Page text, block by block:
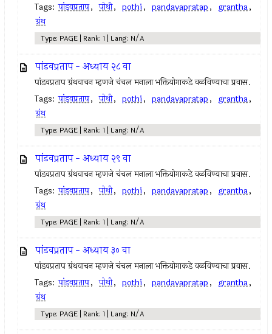
Tags: पांडवप्रताप, पोथी, pothi, pandavapratap, grantha,
ग्रंथ
Type: PAGE | Rank: 1 | Lang: N/A
पांडवप्रताप - अध्याय २८ वा
पांडवप्रताप ग्रंथवाचन म्हणजे चंचल मनाला भक्तियोगाकडे वळविण्याचा प्रवास.
Tags: पांडवप्रताप, पोथी, pothi, pandavapratap, grantha,
ग्रंथ
Type: PAGE | Rank: 1 | Lang: N/A
पांडवप्रताप - अध्याय २९ वा
पांडवप्रताप ग्रंथवाचन म्हणजे चंचल मनाला भक्तियोगाकडे वळविण्याचा प्रवास.
Tags: पांडवप्रताप, पोथी, pothi, pandavapratap, grantha,
ग्रंथ
Type: PAGE | Rank: 1 | Lang: N/A
पांडवप्रताप - अध्याय ३० वा
पांडवप्रताप ग्रंथवाचन म्हणजे चंचल मनाला भक्तियोगाकडे वळविण्याचा प्रवास.
Tags: पांडवप्रताप, पोथी, pothi, pandavapratap, grantha,
ग्रंथ
Type: PAGE | Rank: 1 | Lang: N/A